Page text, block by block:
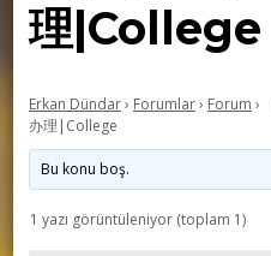
理|College
Erkan Dündar› Forumlar› Forum ›
办理|College
Bu konu boş.
1 yazı görüntüleniyor (toplam 1)